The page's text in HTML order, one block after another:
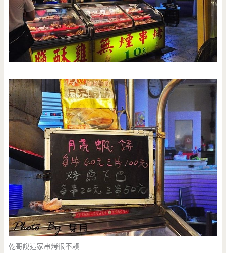
乾哥說這家串烤很不賴